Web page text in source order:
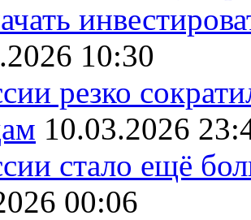
10:30
резко
10.03.2026
стало ещё
00:06